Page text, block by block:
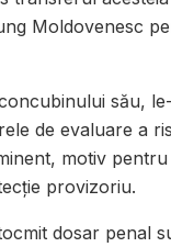
Moldovenesc
său,
de evaluare a
motiv
provizoriu.
dosar penal